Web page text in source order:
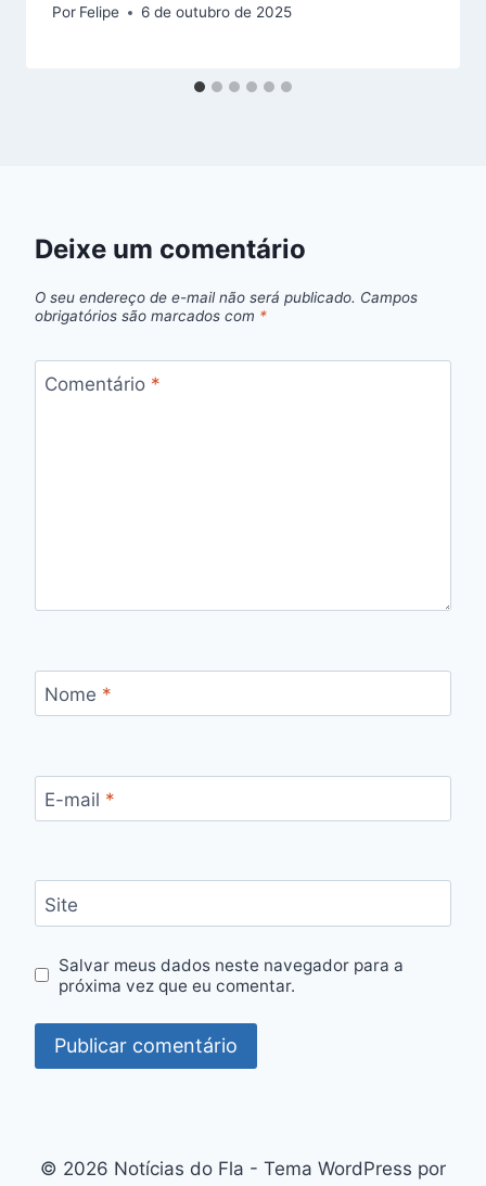
Por Felipe 6 de outubro de 2025
Deixe um comentário
O seu endereço de e-mail não será publicado. Campos
obrigatórios são marcados com *
Comentário *
Nome *
E-mail *
Site
Salvar meus dados neste navegador para a
próxima vez que eu comentar.
© 2026 Notícias do Fla - Tema WordPress por